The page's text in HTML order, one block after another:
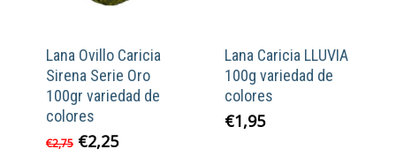
Lana Ovillo Caricia
Sirena Serie Oro
100gr variedad de
colores
€2,75 El
€2,25El
Lana Caricia LLUVIA
100g variedad de
colores
€1,95